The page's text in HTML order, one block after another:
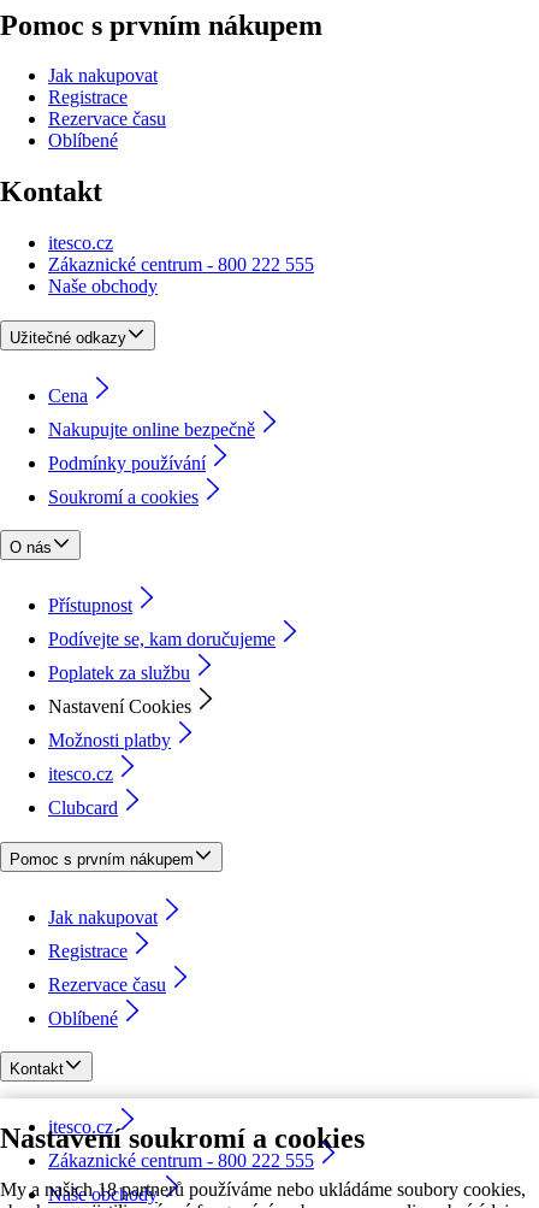
Nastavení soukromí a cookies
My a našich 18 partnerů používáme nebo ukládáme soubory cookies,
Pomoc s prvním nákupem
Jak nakupovat
Registrace
Rezervace času
Oblíbené
Kontakt
itesco.cz
Zákaznické centrum - 800 222 555
Naše obchody
Užitečné odkazy
Cena
Nakupujte online bezpečně
Podmínky používání
Soukromí a cookies
O nás
Přístupnost
Podívejte se, kam doručujeme
Poplatek za službu
Nastavení Cookies
Možnosti platby
itesco.cz
Clubcard
Pomoc s prvním nákupem
Jak nakupovat
Registrace
Rezervace času
Oblíbené
Kontakt
itesco.cz
Zákaznické centrum - 800 222 555
Naše obchody